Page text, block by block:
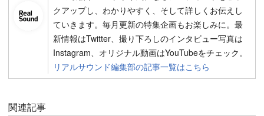
クアップし、わかりやすく、そして詳しくお伝えし
ていきます。毎月更新の特集企画もお楽しみに。最
新情報はTwitter、撮り下ろしのインタビュー写真は
Instagram、オリジナル動画はYouTubeをチェック。
リアルサウンド編集部の記事一覧はこちら
関連記事